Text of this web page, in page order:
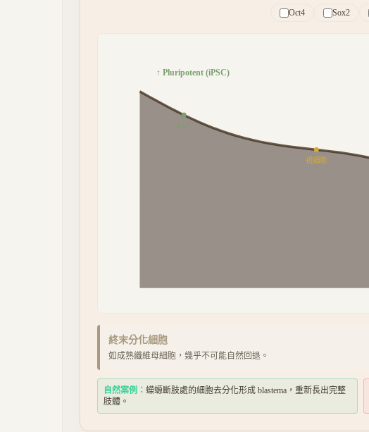
Oct4 Sox2
↑ Pluripotent (iPSC)
ESC
祖細胞
終末分化細胞
如成熟纖維母細胞，幾乎不可能自然回退。
自然案例： 蠑螈斷肢處的細胞去分化形成 blastema，重新長出完整
肢體。